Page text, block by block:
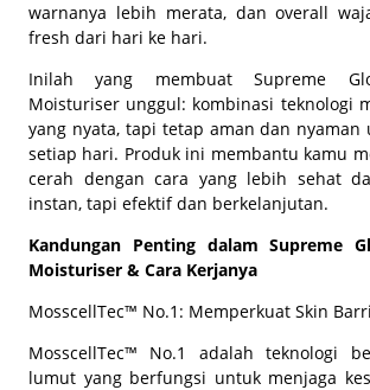
warnanya lebih merata, dan overall
fresh dari hari ke hari.
Inilah yang membuat Supreme
Moisturiser unggul: kombinasi teknologi
yang nyata, tapi tetap aman dan nyaman
setiap hari. Produk ini membantu kamu
cerah dengan cara yang lebih sehat
instan, tapi efektif dan berkelanjutan.
Kandungan Penting dalam Supreme
Moisturiser & Cara Kerjanya
MosscellTec™ No.1: Memperkuat Skin
MosscellTec™ No.1 adalah teknologi
lumut yang berfungsi untuk menjaga